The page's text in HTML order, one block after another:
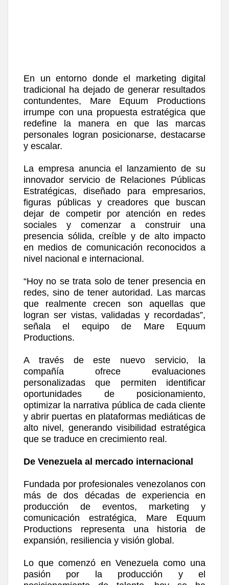
En un entorno donde el marketing digital
tradicional ha dejado de generar resultados
contundentes, Mare Equum Productions
irrumpe con una propuesta estratégica que
redefine la manera en que las marcas
personales logran posicionarse, destacarse
y escalar.
La empresa anuncia el lanzamiento de su
innovador servicio de Relaciones Públicas
Estratégicas, diseñado para empresarios,
figuras públicas y creadores que buscan
dejar de competir por atención en redes
sociales y comenzar a construir una
presencia sólida, creíble y de alto impacto
en medios de comunicación reconocidos a
nivel nacional e internacional.
“Hoy no se trata solo de tener presencia en
redes, sino de tener autoridad. Las marcas
que realmente crecen son aquellas que
logran ser vistas, validadas y recordadas”,
señala el equipo de Mare Equum
Productions.
A través de este nuevo servicio, la
compañía ofrece evaluaciones
personalizadas que permiten identificar
oportunidades de posicionamiento,
optimizar la narrativa pública de cada cliente
y abrir puertas en plataformas mediáticas de
alto nivel, generando visibilidad estratégica
que se traduce en crecimiento real.
De Venezuela al mercado internacional
Fundada por profesionales venezolanos con
más de dos décadas de experiencia en
producción de eventos, marketing y
comunicación estratégica, Mare Equum
Productions representa una historia de
expansión, resiliencia y visión global.
Lo que comenzó en Venezuela como una
pasión por la producción y el